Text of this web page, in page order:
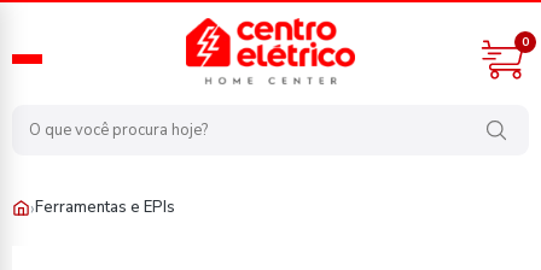
0
›Ferramentas e EPIs